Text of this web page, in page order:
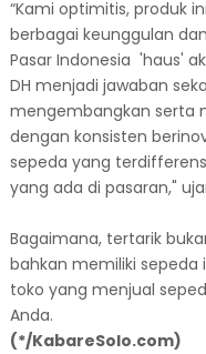
“Kami optimitis, produk
berbagai keunggulan
Pasar Indonesia 'haus'
DH menjadi jawaban
mengembangkan serta
dengan konsisten
sepeda yang
yang ada di pasaran,"
Bagaimana, tertarik
bahkan memiliki sepeda
toko yang menjual
Anda.
(*/KabareSolo.com)